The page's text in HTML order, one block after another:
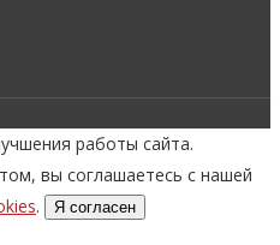
работы сайта.
вы соглашаетесь с нашей
. Я согласен